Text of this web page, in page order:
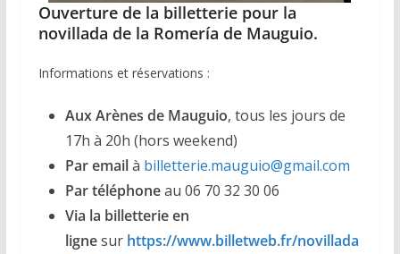
Ouverture de la billetterie pour la
novillada de la Romería de Mauguio.
Informations et réservations :
Aux Arènes de Mauguio, tous les jours de
17h à 20h (hors weekend)
Par emailà billetterie.mauguio@gmail.com
Par téléphoneau 06 70 32 30 06
Via la billetterie en
lignesur https://www.billetweb.fr/novillada